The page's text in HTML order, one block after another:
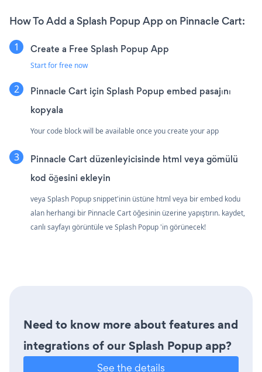
How To Add a Splash Popup App on Pinnacle Cart:
Create a Free Splash Popup App
Start for free now
Pinnacle Cart için Splash Popup embed pasajını
kopyala
Your code block will be available once you create your app
Pinnacle Cart düzenleyicisinde html veya gömülü
kod öğesini ekleyin
veya Splash Popup snippet'inin üstüne html veya bir embed kodu
alan herhangi bir Pinnacle Cart öğesinin üzerine yapıştırın. kaydet,
canlı sayfayı görüntüle ve Splash Popup 'in görünecek!
Need to know more about features and
integrations of our Splash Popup app?
See the details